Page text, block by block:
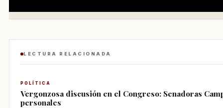
LECTURA RELACIONADA
POLÍTICA
Vergonzosa discusión en el Congreso: Senadoras
personales